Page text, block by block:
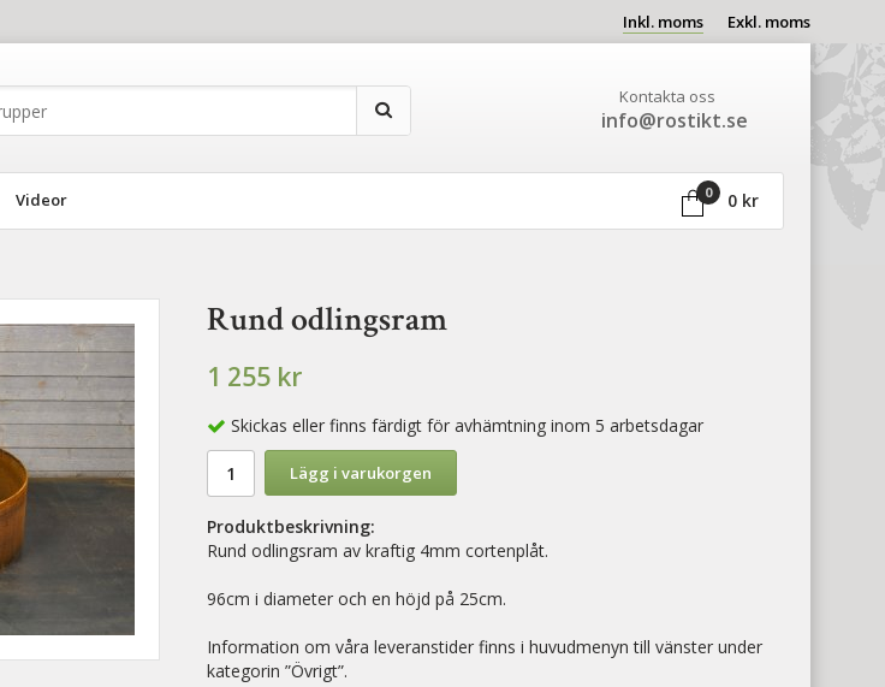
Inkl. moms Exkl. moms
Kontakta oss
info@rostikt.se
Videor 0 0 kr
Rund odlingsram
1 255 kr
Skickas eller finns färdigt för avhämtning inom 5 arbetsdagar
Lägg i varukorgen
Produktbeskrivning:
Rund odlingsram av kraftig 4mm cortenplåt.
96cm i diameter och en höjd på 25cm.
Information om våra leveranstider finns i huvudmenyn till vänster under
kategorin ”Övrigt”.